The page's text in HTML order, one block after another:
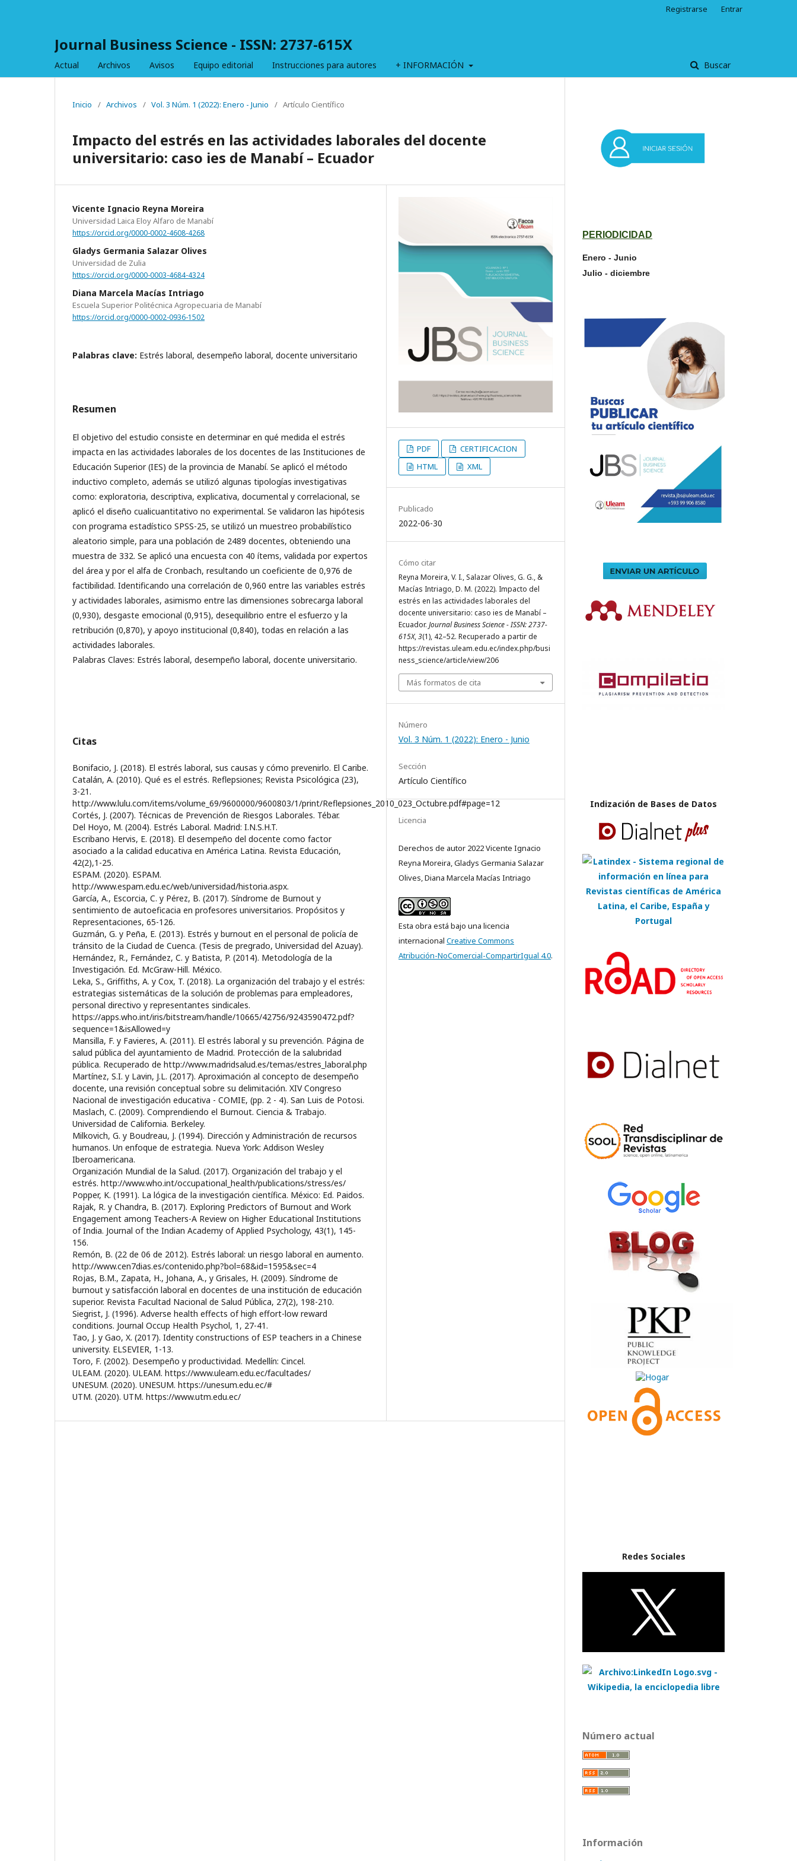
Journal Business Science - ISSN: 2737-615X
Actual Archivos Avisos Equipo editorial Instrucciones para autores + INFORMACIÓN Buscar
Registrarse Entrar
Inicio / Archivos / Vol. 3 Núm. 1 (2022): Enero - Junio / Artículo Científico
Impacto del estrés en las actividades laborales del docente
universitario: caso ies de Manabí – Ecuador
Vicente Ignacio Reyna Moreira
Universidad Laica Eloy Alfaro de Manabí
https://orcid.org/0000-0002-4608-4268
Gladys Germania Salazar Olives
Universidad de Zulia
https://orcid.org/0000-0003-4684-4324
Diana Marcela Macías Intriago
Escuela Superior Politécnica Agropecuaria de Manabí
https://orcid.org/0000-0002-0936-1502
Palabras clave: Estrés laboral, desempeño laboral, docente universitario
Resumen
El objetivo del estudio consiste en determinar en qué medida el estrés
impacta en las actividades laborales de los docentes de las Instituciones de
Educación Superior (IES) de la provincia de Manabí. Se aplicó el método
inductivo completo, además se utilizó algunas tipologías investigativas
como: exploratoria, descriptiva, explicativa, documental y correlacional, se
aplicó el diseño cualicuantitativo no experimental. Se validaron las hipótesis
con programa estadístico SPSS-25, se utilizó un muestreo probabilístico
aleatorio simple, para una población de 2489 docentes, obteniendo una
muestra de 332. Se aplicó una encuesta con 40 ítems, validada por expertos
del área y por el alfa de Cronbach, resultando un coeficiente de 0,976 de
factibilidad. Identificando una correlación de 0,960 entre las variables estrés
y actividades laborales, asimismo entre las dimensiones sobrecarga laboral
(0,930), desgaste emocional (0,915), desequilibrio entre el esfuerzo y la
retribución (0,870), y apoyo institucional (0,840), todas en relación a las
actividades laborales.
Palabras Claves: Estrés laboral, desempeño laboral, docente universitario.
Citas
Bonifacio, J. (2018). El estrés laboral, sus causas y cómo prevenirlo. El Caribe.
Catalán, A. (2010). Qué es el estrés. Reflepsiones; Revista Psicológica (23),
3-21.
http://www.lulu.com/items/volume_69/9600000/9600803/1/print/Reflepsiones_2010_023_Octubre.pdf#page=12
Cortés, J. (2007). Técnicas de Prevención de Riesgos Laborales. Tébar.
Del Hoyo, M. (2004). Estrés Laboral. Madrid: I.N.S.H.T.
Escribano Hervis, E. (2018). El desempeño del docente como factor
asociado a la calidad educativa en América Latina. Revista Educación,
42(2),1-25.
ESPAM. (2020). ESPAM.
http://www.espam.edu.ec/web/universidad/historia.aspx.
García, A., Escorcia, C. y Pérez, B. (2017). Síndrome de Burnout y
sentimiento de autoeficacia en profesores universitarios. Propósitos y
Representaciones, 65-126.
Guzmán, G. y Peña, E. (2013). Estrés y burnout en el personal de policía de
tránsito de la Ciudad de Cuenca. (Tesis de pregrado, Universidad del Azuay).
Hernández, R., Fernández, C. y Batista, P. (2014). Metodología de la
Investigación. Ed. McGraw-Hill. México.
Leka, S., Griffiths, A. y Cox, T. (2018). La organización del trabajo y el estrés:
estrategias sistemáticas de la solución de problemas para empleadores,
personal directivo y representantes sindicales.
https://apps.who.int/iris/bitstream/handle/10665/42756/9243590472.pdf?
sequence=1&isAllowed=y
Mansilla, F. y Favieres, A. (2011). El estrés laboral y su prevención. Página de
salud pública del ayuntamiento de Madrid. Protección de la salubridad
pública. Recuperado de http://www.madridsalud.es/temas/estres_laboral.php
Martínez, S.I. y Lavin, J.L. (2017). Aproximación al concepto de desempeño
docente, una revisión conceptual sobre su delimitación. XIV Congreso
Nacional de investigación educativa - COMIE, (pp. 2 - 4). San Luis de Potosi.
Maslach, C. (2009). Comprendiendo el Burnout. Ciencia & Trabajo.
Universidad de California. Berkeley.
Milkovich, G. y Boudreau, J. (1994). Dirección y Administración de recursos
humanos. Un enfoque de estrategia. Nueva York: Addison Wesley
Iberoamericana.
Organización Mundial de la Salud. (2017). Organización del trabajo y el
estrés. http://www.who.int/occupational_health/publications/stress/es/
Popper, K. (1991). La lógica de la investigación científica. México: Ed. Paidos.
Rajak, R. y Chandra, B. (2017). Exploring Predictors of Burnout and Work
Engagement among Teachers-A Review on Higher Educational Institutions
of India. Journal of the Indian Academy of Applied Psychology, 43(1), 145-
156.
Remón, B. (22 de 06 de 2012). Estrés laboral: un riesgo laboral en aumento.
http://www.cen7dias.es/contenido.php?bol=68&id=1595&sec=4
Rojas, B.M., Zapata, H., Johana, A., y Grisales, H. (2009). Síndrome de
burnout y satisfacción laboral en docentes de una institución de educación
superior. Revista Facultad Nacional de Salud Pública, 27(2), 198-210.
Siegrist, J. (1996). Adverse health effects of high effort-low reward
conditions. Journal Occup Health Psychol, 1, 27-41.
Tao, J. y Gao, X. (2017). Identity constructions of ESP teachers in a Chinese
university. ELSEVIER, 1-13.
Toro, F. (2002). Desempeño y productividad. Medellín: Cincel.
ULEAM. (2020). ULEAM. https://www.uleam.edu.ec/facultades/
UNESUM. (2020). UNESUM. https://unesum.edu.ec/#
UTM. (2020). UTM. https://www.utm.edu.ec/
PDF
CERTIFICACION
HTML
XML
Publicado
2022-06-30
Cómo citar
Reyna Moreira, V. I., Salazar Olives, G. G., &
Macías Intriago, D. M. (2022). Impacto del
estrés en las actividades laborales del
docente universitario: caso ies de Manabí –
Ecuador. Journal Business Science - ISSN: 2737-
615X,3(1), 42–52. Recuperado a partir de
https://revistas.uleam.edu.ec/index.php/busi
ness_science/article/view/206
Más formatos de cita
Número
Vol. 3 Núm. 1 (2022): Enero - Junio
Sección
Artículo Científico
Licencia
Derechos de autor 2022 Vicente Ignacio
Reyna Moreira, Gladys Germania Salazar
Olives, Diana Marcela Macías Intriago
Esta obra está bajo una licencia
internacional Creative Commons
Atribución-NoComercial-CompartirIgual 4.0.
PERIODICIDAD
Enero - Junio
Julio - diciembre
Indización de Bases de Datos
Redes Sociales
Número actual
Información